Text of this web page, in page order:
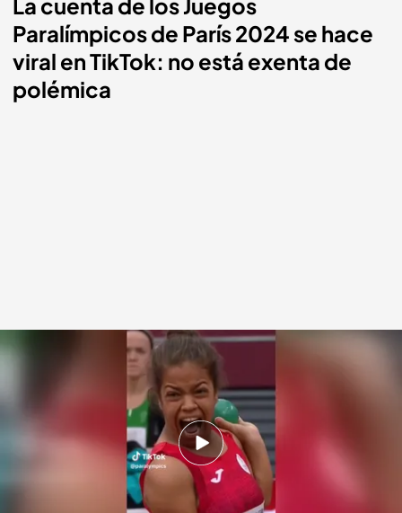
La cuenta de los Juegos
Paralímpicos de París 2024 se hace
viral en TikTok: no está exenta de
polémica
La cuenta de TikTok de los Juegos Paralímpicos se vuelve viral
Redacción digital Noticias Cuatro
La cuenta ha llegado a 2.000 millones de
reproducciones y 4,5 millones de seguidores
haciendo memes de sus atletas